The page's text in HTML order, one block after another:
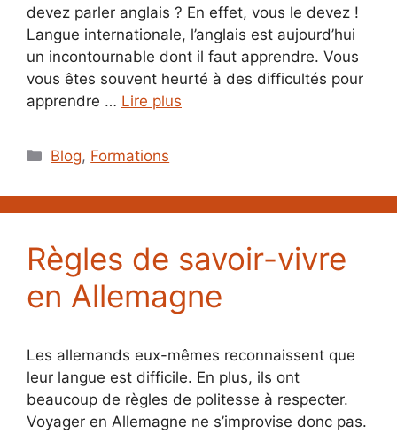
devez parler anglais ? En effet, vous le devez !
Langue internationale, l’anglais est aujourd’hui
un incontournable dont il faut apprendre. Vous
vous êtes souvent heurté à des difficultés pour
apprendre … Lire plus
Catégories
Blog, Formations
Règles de savoir-vivre
en Allemagne
Les allemands eux-mêmes reconnaissent que
leur langue est difficile. En plus, ils ont
beaucoup de règles de politesse à respecter.
Voyager en Allemagne ne s’improvise donc pas.